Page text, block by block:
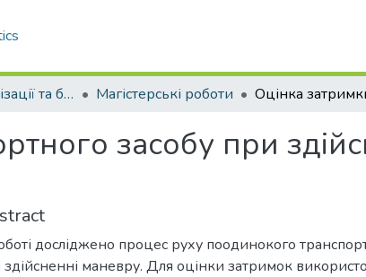
Кафедра організації та безпеки дорожнього руху Магістерські роботи
засобу при
досліджено процес руху поодинокого
маневру. Для оцінки затримок